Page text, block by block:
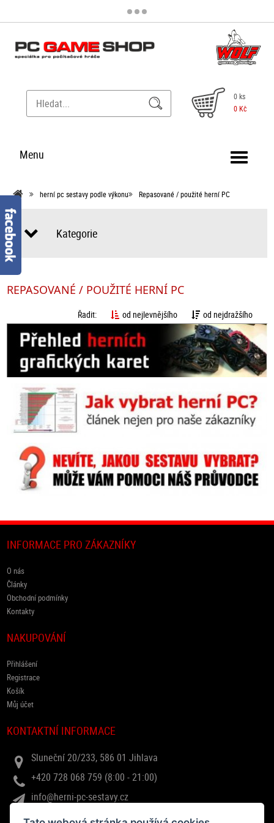
0 ks
0 Kč
Menu
herní pc sestavy podle výkonu Repasované / použité herní PC
Kategorie
REPASOVANÉ / POUŽITÉ HERNÍ PC
Řadit: od nejlevnějšího od nejdražšího
INFORMACE PRO ZÁKAZNÍKY
O nás
Články
Obchodní podmínky
Kontakty
NAKUPOVÁNÍ
Přihlášení
Registrace
Košík
Můj účet
KONTAKTNÍ INFORMACE
Sluneční 20/233, 586 01 Jihlava
+420 728 068 759 (8:00 - 21:00)
info@herni-pc-sestavy.cz